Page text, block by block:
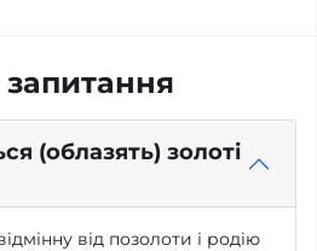
(облазять) золоті
від позолоти і родію